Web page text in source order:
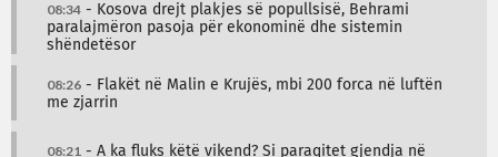
08:34 - Kosova drejt plakjes së popullsisë, Behrami
paralajmëron pasoja për ekonominë dhe sistemin
shëndetësor
08:26 - Flakët në Malin e Krujës, mbi 200 forca në luftën
me zjarrin
08:21 - A ka fluks këtë vikend? Si paraqitet gjendja në